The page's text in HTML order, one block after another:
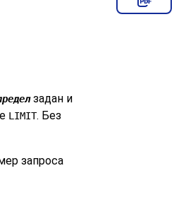
задан и
LIMIT. Без
запроса